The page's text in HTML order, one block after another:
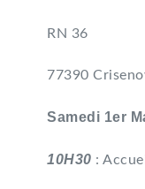
RN 36
77390
Samedi 1er
10H30 :